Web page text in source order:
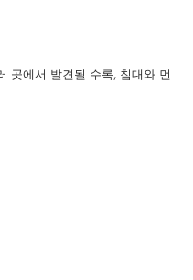
곳에서 발견될 수록, 침대와 먼